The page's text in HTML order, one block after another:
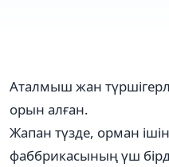
Аталмыш жан
орын алған.
Жапан түзде, орман
фаббрикасының үш